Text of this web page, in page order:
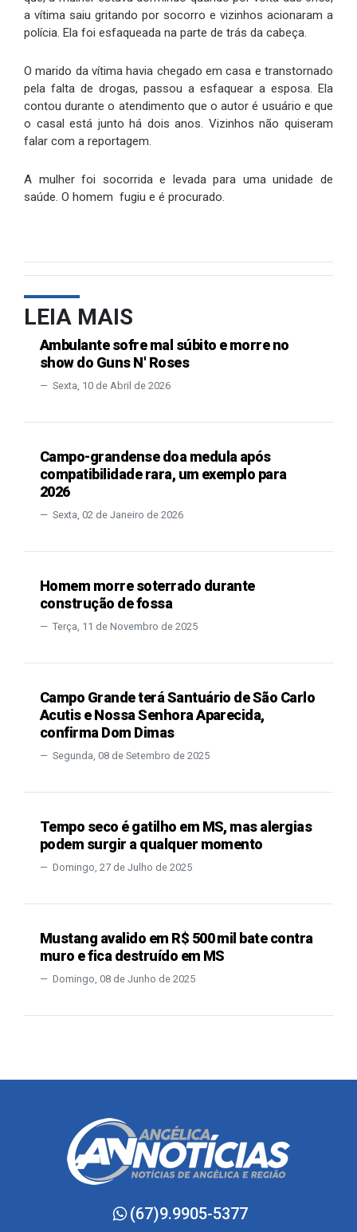
a vítima saiu gritando por socorro e vizinhos acionaram a
polícia. Ela foi esfaqueada na parte de trás da cabeça.
O marido da vítima havia chegado em casa e transtornado
pela falta de drogas, passou a esfaquear a esposa. Ela
contou durante o atendimento que o autor é usuário e que
o casal está junto há dois anos. Vizinhos não quiseram
falar com a reportagem.
A mulher foi socorrida e levada para uma unidade de
saúde. O homem fugiu e é procurado.
LEIA MAIS
Ambulante sofre mal súbito e morre no
show do Guns N' Roses
Sexta, 10 de Abril de 2026
Campo-grandense doa medula após
compatibilidade rara, um exemplo para
2026
Sexta, 02 de Janeiro de 2026
Homem morre soterrado durante
construção de fossa
Terça, 11 de Novembro de 2025
Campo Grande terá Santuário de São Carlo
Acutis e Nossa Senhora Aparecida,
confirma Dom Dimas
Segunda, 08 de Setembro de 2025
Tempo seco é gatilho em MS, mas alergias
podem surgir a qualquer momento
Domingo, 27 de Julho de 2025
Mustang avalido em R$ 500 mil bate contra
muro e fica destruído em MS
Domingo, 08 de Junho de 2025
(67)9.9905-5377